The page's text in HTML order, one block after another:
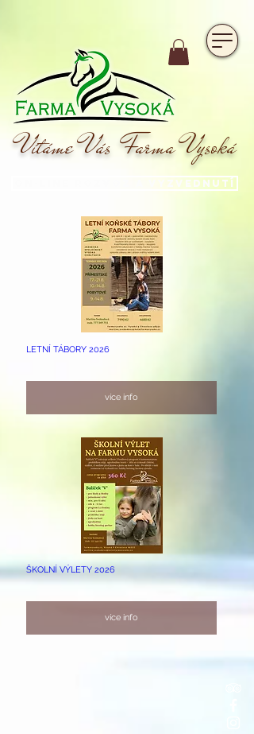
Vítáme Vás Farma Vysoká
On-line rozvoz a vyzvednutí
LETNÍ TÁBORY 2026
více info
ŠKOLNÍ VÝLETY 2026
více info